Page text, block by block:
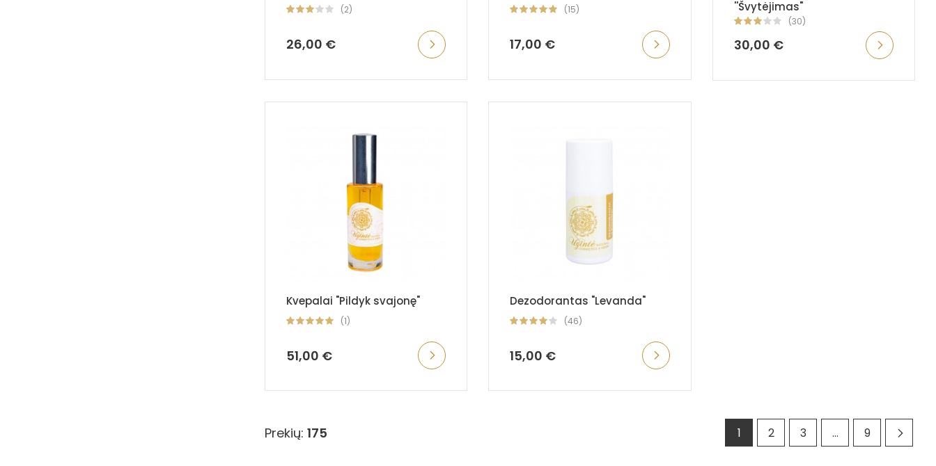
(2)
26,00 €
(15)
17,00 €
''Švytėjimas"
(30)
30,00 €
Kvepalai "Pildyk svajonę"
(1)
51,00 €
Dezodorantas "Levanda"
(46)
15,00 €
1 2 3 … 9
Prekių: 175